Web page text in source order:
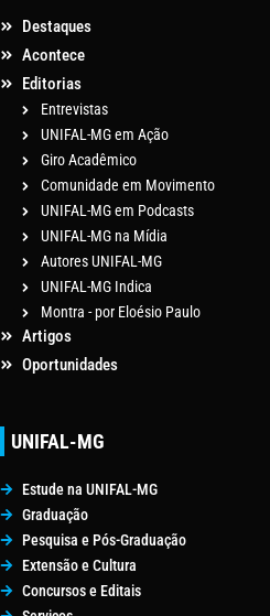
Destaques
Acontece
Editorias
Entrevistas
UNIFAL-MG em Ação
Giro Acadêmico
Comunidade em Movimento
UNIFAL-MG em Podcasts
UNIFAL-MG na Mídia
Autores UNIFAL-MG
UNIFAL-MG Indica
Montra - por Eloésio Paulo
Artigos
Oportunidades
UNIFAL-MG
Estude na UNIFAL-MG
Graduação
Pesquisa e Pós-Graduação
Extensão e Cultura
Concursos e Editais